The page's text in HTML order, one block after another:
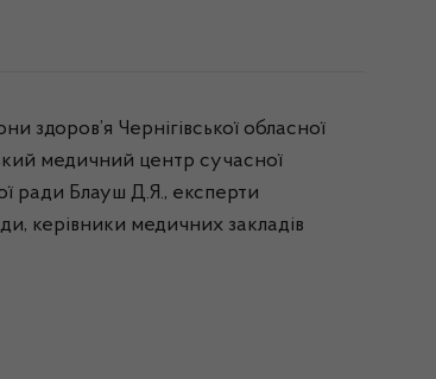
здоров’я Чернігівської обласної
медичний центр сучасної
ради Блауш Д.Я., експерти
керівники медичних закладів